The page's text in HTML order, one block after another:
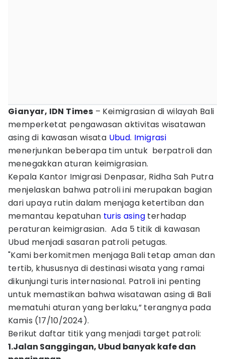
Gianyar, IDN Times – Keimigrasian di wilayah Bali
memperketat pengawasan aktivitas wisatawan
asing di kawasan wisata Ubud. Imigrasi
menerjunkan beberapa tim untuk berpatroli dan
menegakkan aturan keimigrasian.
Kepala Kantor Imigrasi Denpasar, Ridha Sah Putra
menjelaskan bahwa patroli ini merupakan bagian
dari upaya rutin dalam menjaga ketertiban dan
memantau kepatuhan turis asing terhadap
peraturan keimigrasian. Ada 5 titik di kawasan
Ubud menjadi sasaran patroli petugas.
"Kami berkomitmen menjaga Bali tetap aman dan
tertib, khususnya di destinasi wisata yang ramai
dikunjungi turis internasional. Patroli ini penting
untuk memastikan bahwa wisatawan asing di Bali
mematuhi aturan yang berlaku,” terangnya pada
Kamis (17/10/2024).
Berikut daftar titik yang menjadi target patroli:
1.Jalan Sanggingan, Ubud banyak kafe dan